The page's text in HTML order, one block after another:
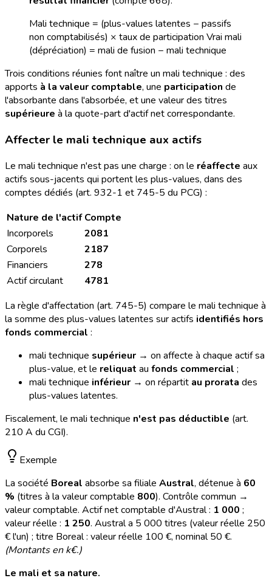
Mali technique = (plus-values latentes − passifs
non comptabilisés) × taux de participation Vrai mali
(dépréciation) = mali de fusion − mali technique
Trois conditions réunies font naître un mali technique : des
apports à la valeur comptable, une participation de
l'absorbante dans l'absorbée, et une valeur des titres
supérieure à la quote-part d'actif net correspondante.
Affecter le mali technique aux actifs
Le mali technique n'est pas une charge : on le réaffecte aux
actifs sous-jacents qui portent les plus-values, dans des
comptes dédiés (art. 932-1 et 745-5 du PCG) :
Nature de l'actif Compte
Incorporels
2081
Corporels
2187
Financiers
278
Actif circulant
4781
La règle d'affectation (art. 745-5) compare le mali technique à
la somme des plus-values latentes sur actifs identifiés hors
fonds commercial :
mali technique supérieur → on affecte à chaque actif sa
plus-value, et le reliquat au fonds commercial ;
mali technique inférieur → on répartit au prorata des
plus-values latentes.
Fiscalement, le mali technique n'est pas déductible (art.
210 A du CGI).
Exemple
La société Boreal absorbe sa filiale Austral, détenue à 60
% (titres à la valeur comptable 800). Contrôle commun →
valeur comptable. Actif net comptable d'Austral : 1 000 ;
valeur réelle : 1 250. Austral a 5 000 titres (valeur réelle 250
€ l'un) ; titre Boreal : valeur réelle 100 €, nominal 50 €.
(Montants en k€.)
Le mali et sa nature.